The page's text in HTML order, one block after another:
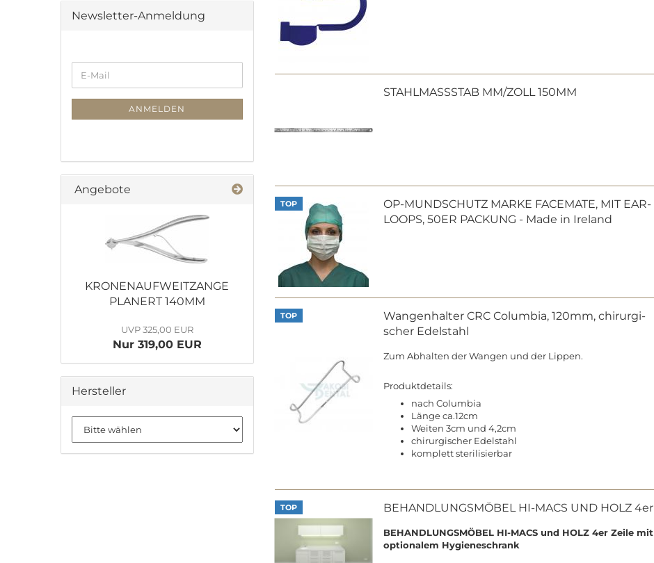
STAHL­MASS­STAB MM/ZOLL 150MM
TOP
OP-​MUND­SCHUTZ MARKE FA­CE­MA­TE, MIT EAR­
LOOPS, 50ER PA­CKUNG - Made in Ire­land
TOP
Wan­gen­hal­ter CRC Co­lum­bia, 120mm, chir­ur­gi­
scher Edel­stahl
Zum Ab­hal­ten der Wan­gen und der Lip­pen.
Pro­dukt­de­tails:
nach Co­lum­bia
Länge ca.12cm
Wei­ten 3cm und 4,2cm
chir­ur­gi­scher Edel­stahl
kom­plett ste­ri­li­sier­bar
TOP BE­HAND­LUNGS­MÖ­BEL HI-​MACS UND HOLZ 4er
BE­HAND­LUNGS­MÖ­BEL HI-​MACS und HOLZ 4er Zeile mit
op­tio­na­lem Hy­gie­neschrank
Newsletter-Anmeldung
ZUR
ANMELDUNG
E-
Mail
ANMELDEN
Angebote
KRO­NEN­AUF­WEIT­ZAN­GE
PLA­NERT 140MM
UVP 325,00 EUR
Nur 319,00 EUR
Hersteller